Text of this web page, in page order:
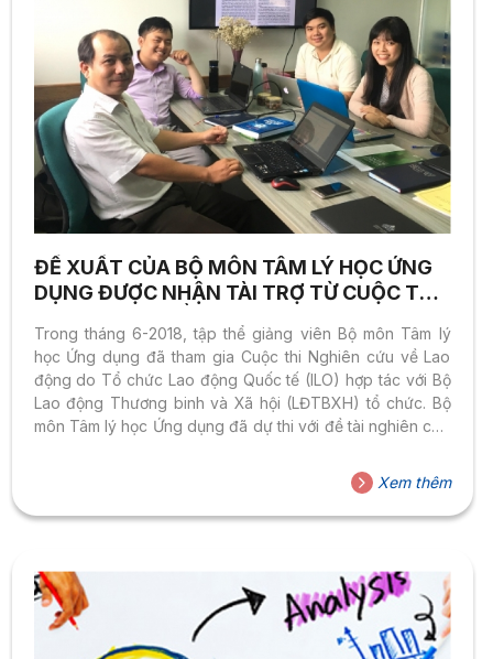
ĐỀ XUẤT CỦA BỘ MÔN TÂM LÝ HỌC ỨNG
DỤNG ĐƯỢC NHẬN TÀI TRỢ TỪ CUỘC THI
Trong tháng 6-2018, tập thể giảng viên Bộ môn Tâm lý
học Ứng dụng đã tham gia Cuộc thi Nghiên cứu về Lao
động do Tổ chức Lao động Quốc tế (ILO) hợp tác với Bộ
Lao động Thương binh và Xã hội (LĐTBXH) tổ chức. Bộ
môn Tâm lý học Ứng dụng đã dự thi với đề tài nghiên cứu
lòng trong công việc và sức khỏe tâm thần của người lao
động Việt Nam” do Thạc sĩ Phạm Thị Thuỷ Tiên làm chủ
nhiệm. Vào cuối...
Xem thêm